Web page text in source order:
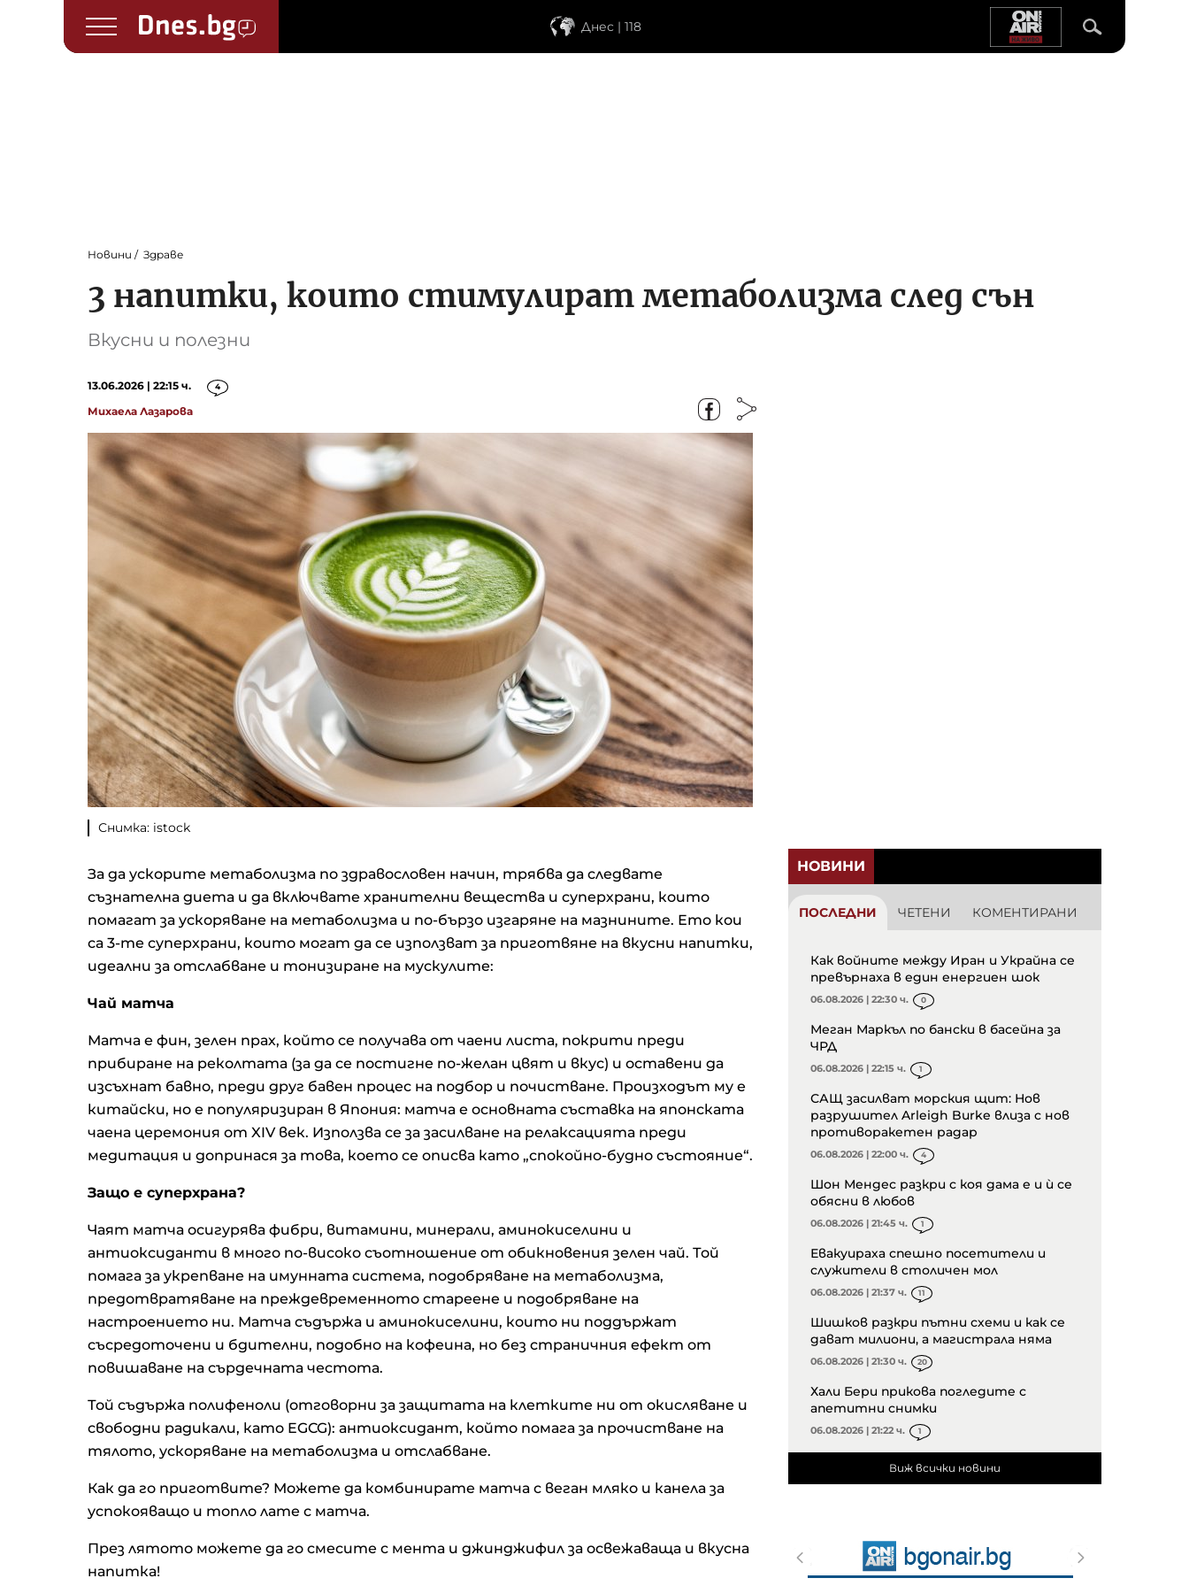
Днес | 118
Новини Здраве
3 напитки, които стимулират метаболизма след сън
Вкусни и полезни
13.06.2026 | 22:15 ч. 4
Михаела Лазарова
Снимка: istock
За да ускорите метаболизма по здравословен начин, трябва да следвате
съзнателна диета и да включвате хранителни вещества и суперхрани, които
помагат за ускоряване на метаболизма и по-бързо изгаряне на мазнините. Ето кои
са 3-те суперхрани, които могат да се използват за приготвяне на вкусни напитки,
идеални за отслабване и тонизиране на мускулите:
Чай матча
Матча е фин, зелен прах, който се получава от чаени листа, покрити преди
прибиране на реколтата (за да се постигне по-желан цвят и вкус) и оставени да
изсъхнат бавно, преди друг бавен процес на подбор и почистване. Произходът му е
китайски, но е популяризиран в Япония: матча е основната съставка на японската
чаена церемония от XIV век. Използва се за засилване на релаксацията преди
медитация и допринася за това, което се описва като „спокойно-будно състояние“.
Защо е суперхрана?
Чаят матча осигурява фибри, витамини, минерали, аминокиселини и
антиоксиданти в много по-високо съотношение от обикновения зелен чай. Той
помага за укрепване на имунната система, подобряване на метаболизма,
предотвратяване на преждевременното стареене и подобряване на
настроението ни. Матча съдържа и аминокиселини, които ни поддържат
съсредоточени и бдителни, подобно на кофеина, но без страничния ефект от
повишаване на сърдечната честота.
Той съдържа полифеноли (отговорни за защитата на клетките ни от окисляване и
свободни радикали, като EGCG): антиоксидант, който помага за прочистване на
тялото, ускоряване на метаболизма и отслабване.
Как да го приготвите? Можете да комбинирате матча с веган мляко и канела за
успокояващо и топло лате с матча.
През лятото можете да го смесите с мента и джинджифил за освежаваща и вкусна
напитка!
НОВИНИ
ПОСЛЕДНИ ЧЕТЕНИ КОМЕНТИРАНИ
Как войните между Иран и Украйна се
превърнаха в един енергиен шок
06.08.2026 | 22:30 ч. 0
Меган Маркъл по бански в басейна за
ЧРД
06.08.2026 | 22:15 ч. 1
САЩ засилват морския щит: Нов
разрушител Arleigh Burke влиза с нов
противоракетен радар
06.08.2026 | 22:00 ч. 4
Шон Мендес разкри с коя дама е и ѝ се
обясни в любов
06.08.2026 | 21:45 ч. 1
Евакуираха спешно посетители и
служители в столичен мол
06.08.2026 | 21:37 ч. 11
Шишков разкри пътни схеми и как се
дават милиони, а магистрала няма
06.08.2026 | 21:30 ч. 20
Хали Бери прикова погледите с
апетитни снимки
06.08.2026 | 21:22 ч. 1
Виж всички новини